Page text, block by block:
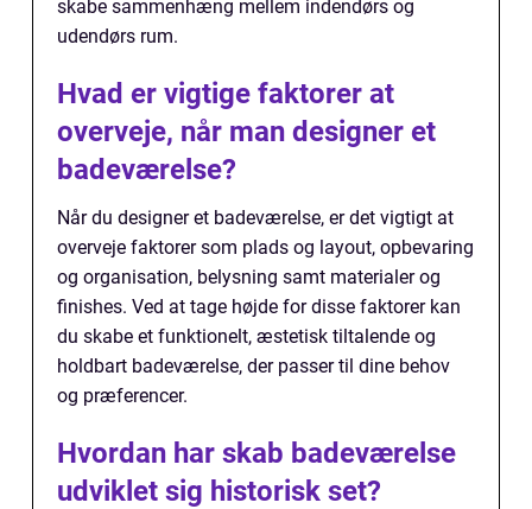
skabe sammenhæng mellem indendørs og
udendørs rum.
Hvad er vigtige faktorer at
overveje, når man designer et
badeværelse?
Når du designer et badeværelse, er det vigtigt at
overveje faktorer som plads og layout, opbevaring
og organisation, belysning samt materialer og
finishes. Ved at tage højde for disse faktorer kan
du skabe et funktionelt, æstetisk tiltalende og
holdbart badeværelse, der passer til dine behov
og præferencer.
Hvordan har skab badeværelse
udviklet sig historisk set?